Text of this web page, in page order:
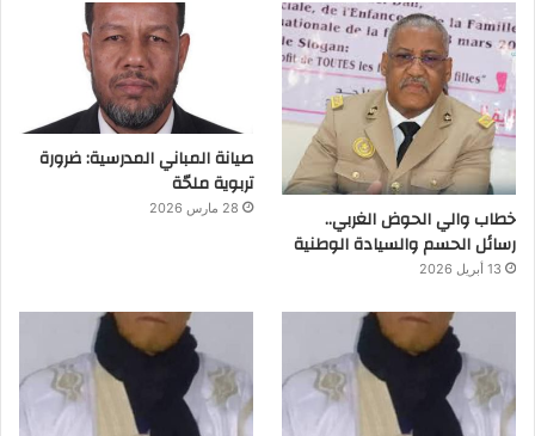
خطاب والي الحوض الغربي..
رسائل الحسم والسيادة الوطنية
13 أبريل 2026
صيانة المباني المدرسية: ضرورة
تربوية ملحّة
28 مارس 2026